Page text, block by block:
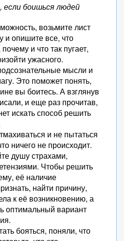
боишься людей
возьмите лист
и опишите все, что
и что так пугает,
ужасного.
мысли и
Это поможет понять,
вы боитесь. А взглянув
и еще раз прочитав,
искать способ решить
и не пытаться
ничего не происходит.
душу страхами,
Чтобы решить
её наличие
найти причину,
к её возникновению, а
оптимальный вариант
бояться, поняли, что